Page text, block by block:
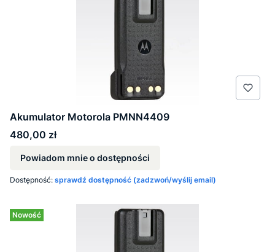
Akumulator Motorola PMNN4409
Cena
480,00 zł
Powiadom mnie o dostępności
Dostępność: sprawdź dostępność (zadzwoń/wyślij email)
Nowość